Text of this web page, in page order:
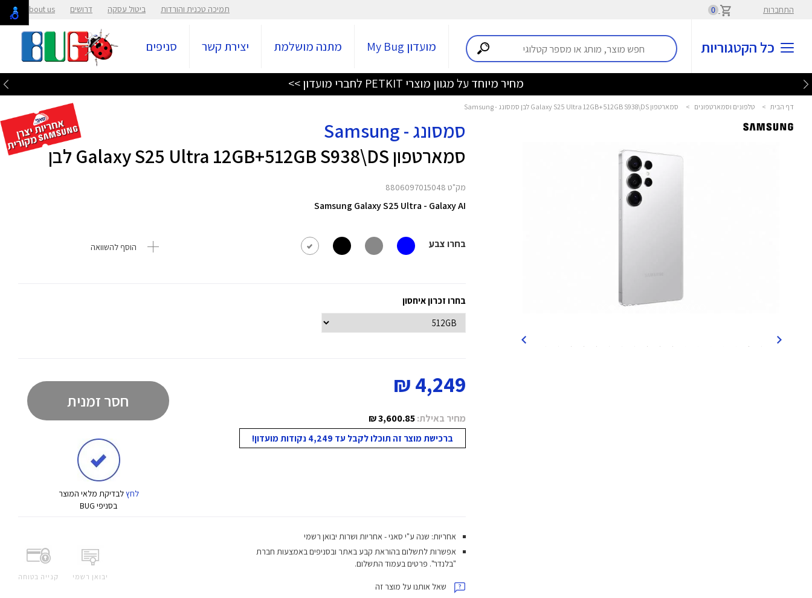
התחברות 0 תמיכה טכנית והורדות ביטול עסקה דרושים About us
כל הקטגוריות מועדון My Bug מתנה מושלמת יצירת קשר סניפים
מחיר מיוחד על מגוון מוצרי PETKIT לחברי מועדון >>
דף הבית > טלפונים וסמארטפונים > סמארטפון Galaxy S25 Ultra 12GB+512GB S938\DS לבן סמסונג - Samsung
סמסונג - Samsung
סמארטפון Galaxy S25 Ultra 12GB+512GB S938\DS לבן
מק"ט 8806097015048
Samsung Galaxy S25 Ultra - Galaxy AI
בחרו צבע הוסף להשוואה
בחרו זכרון איחסון
4,249 ₪
מחיר באילת:3,600.85 ₪
ברכישת מוצר זה תוכלו לקבל עד 4,249 נקודות מועדון!
חסר זמנית
לחץלבדיקת מלאי המוצר
בסניפי BUG
יבואן רשמי קנייה בטוחה
אחריות: שנה ע"י סאני - אחריות ושרות יבואן רשמי
אפשרות לתשלום בהוראת קבע באתר ובסניפים באמצעות חברת
"בלנדר". פרטים בעמוד התשלום.
שאל אותנו על מוצר זה